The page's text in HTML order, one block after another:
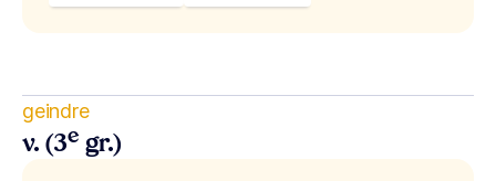
geindre
v. (3e gr.)